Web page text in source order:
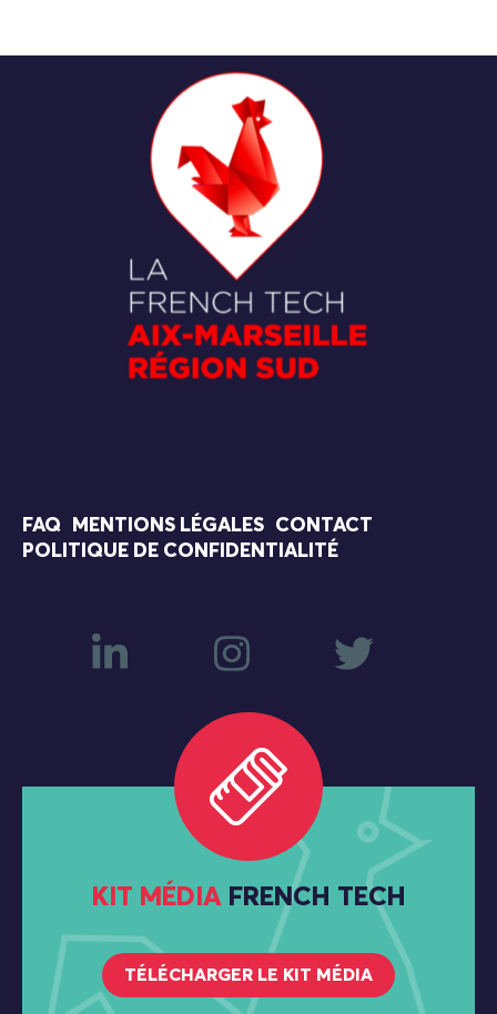
FAQ MENTIONS LÉGALES
CONTACT
POLITIQUE DE CONFIDENTIALITÉ
KIT MÉDIA FRENCH TECH
TÉLÉCHARGER LE KIT MÉDIA